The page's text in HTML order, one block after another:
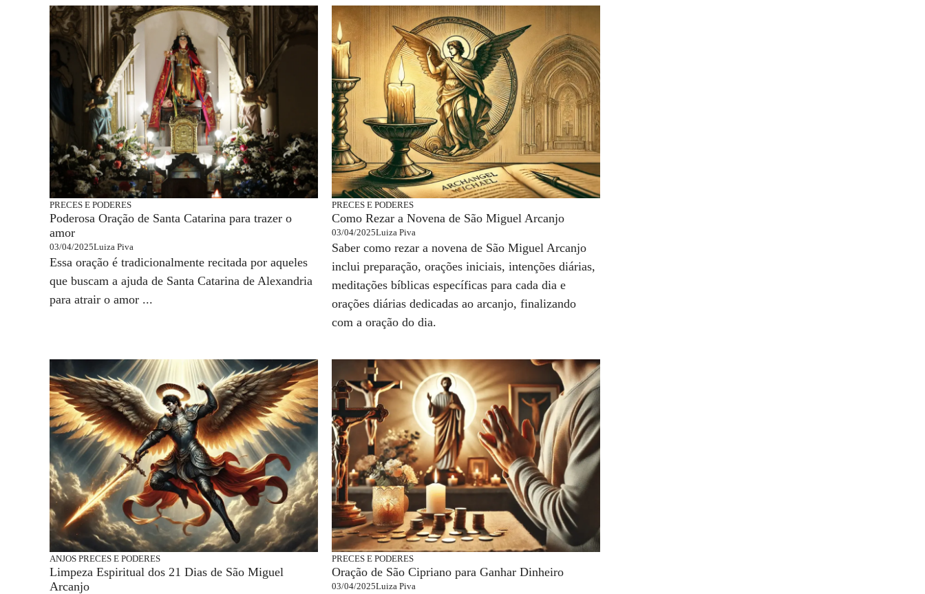
PRECES E PODERES
Poderosa Oração de Santa Catarina para trazer o
amor
03/04/2025Luiza Piva
Essa oração é tradicionalmente recitada por aqueles
que buscam a ajuda de Santa Catarina de Alexandria
para atrair o amor ...
PRECES E PODERES
Como Rezar a Novena de São Miguel Arcanjo
03/04/2025Luiza Piva
Saber como rezar a novena de São Miguel Arcanjo
inclui preparação, orações iniciais, intenções diárias,
meditações bíblicas específicas para cada dia e
orações diárias dedicadas ao arcanjo, finalizando
com a oração do dia.
ANJOS PRECES E PODERES
Limpeza Espiritual dos 21 Dias de São Miguel
Arcanjo
PRECES E PODERES
Oração de São Cipriano para Ganhar Dinheiro
03/04/2025Luiza Piva